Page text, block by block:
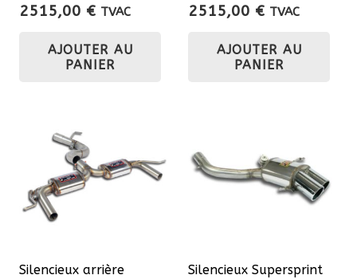
2515,00 € TVAC
AJOUTER AU
PANIER
2515,00 € TVAC
AJOUTER AU
PANIER
Silencieux arrière
Silencieux Supersprint